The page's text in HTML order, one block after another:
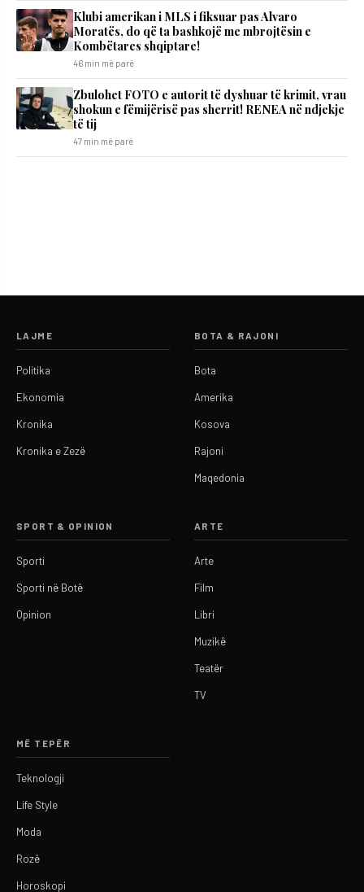
Klubi amerikan i MLS i fiksuar pas Alvaro
Moratës, do që ta bashkojë me mbrojtësin e
Kombëtares shqiptare!
46 min më parë
Zbulohet FOTO e autorit të dyshuar të krimit, vrau
shokun e fëmijërisë pas sherrit! RENEA në ndjekje
të tij
47 min më parë
LAJME
Politika
Ekonomia
Kronika
Kronika e Zezë
BOTA & RAJONI
Bota
Amerika
Kosova
Rajoni
Maqedonia
SPORT & OPINION
Sporti
Sporti në Botë
Opinion
ARTE
Arte
Film
Libri
Muzikë
Teatër
TV
MË TEPËR
Teknologji
Life Style
Moda
Rozë
Horoskopi